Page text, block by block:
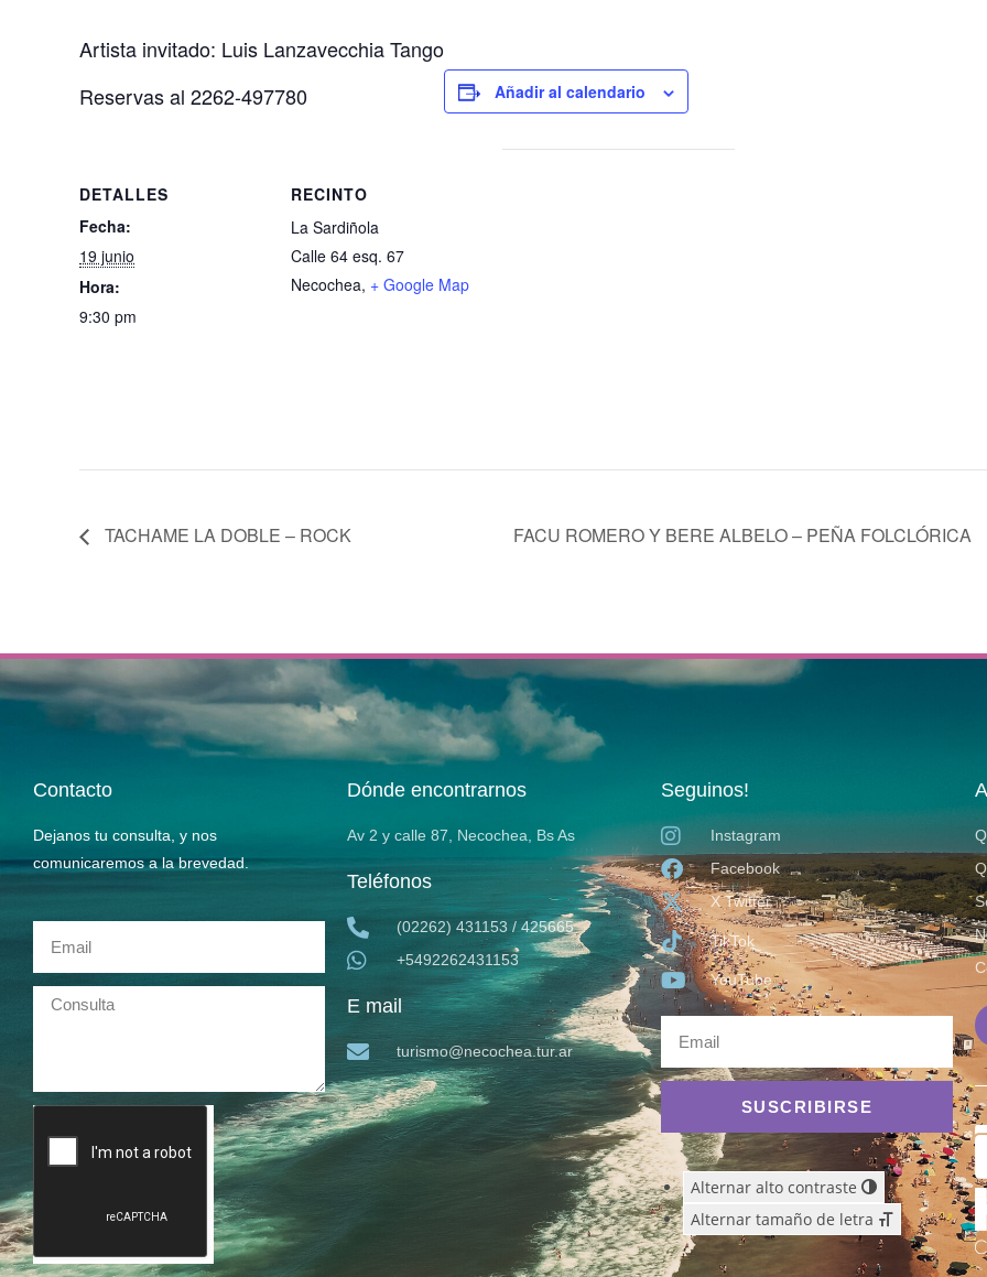
Artista invitado: Luis Lanzavecchia Tango
Reservas al 2262-497780
Añadir al calendario
DETALLES
Fecha:
19 junio
Hora:
9:30 pm
RECINTO
La Sardiñola
Calle 64 esq. 67
Necochea, + Google Map
TACHAME LA DOBLE – ROCK FACU ROMERO Y BERE ALBELO – PEÑA FOLCLÓRICA
Contacto
Dejanos tu consulta, y nos
comunicaremos a la brevedad.
Dónde encontrarnos
Av 2 y calle 87, Necochea, Bs As
Teléfonos
(02262) 431153 / 425665
+5492262431153
E mail
turismo@necochea.tur.ar
Seguinos!
Instagram
Facebook
X Twitter
TikTok
YouTube
SUSCRIBIRSE
Alternar alto contraste
Alternar tamaño de letra